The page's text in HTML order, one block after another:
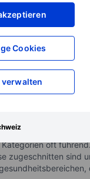
Cookies
um Zugriff
entstand aus der
60 % des
oft
zugeschnitten sind